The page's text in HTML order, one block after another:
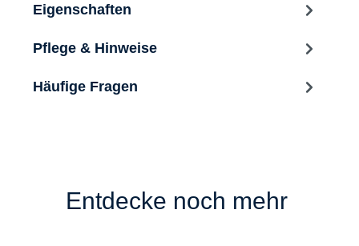
Eigenschaften
Pflege & Hinweise
Häufige Fragen
Entdecke noch mehr